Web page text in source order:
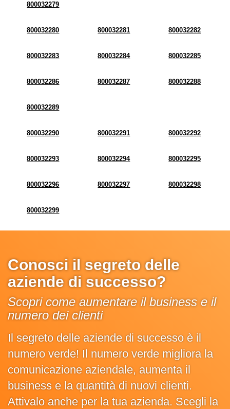
800032279
800032280 800032281 800032282
800032283 800032284 800032285
800032286 800032287 800032288
800032289
800032290 800032291 800032292
800032293 800032294 800032295
800032296 800032297 800032298
800032299
Conosci il segreto delle
aziende di successo?
Scopri come aumentare il business e il
numero dei clienti
Il segreto delle aziende di successo è il
numero verde! Il numero verde migliora la
comunicazione aziendale, aumenta il
business e la quantità di nuovi clienti.
Attivalo anche per la tua azienda. Scegli la